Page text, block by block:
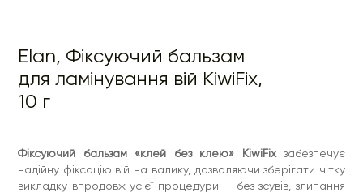
- Комфортна консистенція дозволяє виконати викладку
швидко і легко
- Можна прочісувати вії впродовж усієї процедури
- Швидка та точна викладка
- Легко змивається
Застережні заходи: використовувати захисні рукавички.
Тільки для зовнішнього застосування. Уникати контакту з
Elan, Фіксуючий бальзам
для ламінування вій KiwiFix,
10 г
Фіксуючий бальзам «клей без клею» KiwiFixзабезпечує
надійну фіксацію вій на валику, дозволяючи зберігати чітку
викладку впродовж усієї процедури — без зсувів, злипання